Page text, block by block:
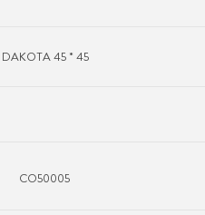
45 * 45
CO50005